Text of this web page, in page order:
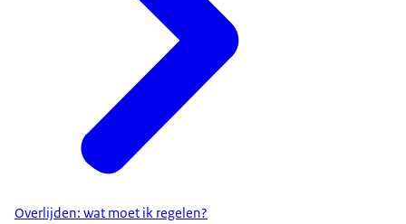
Overlijden: wat moet ik regelen?